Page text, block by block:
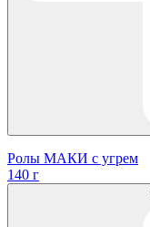
Ролы МАКИ с угрем
140 г